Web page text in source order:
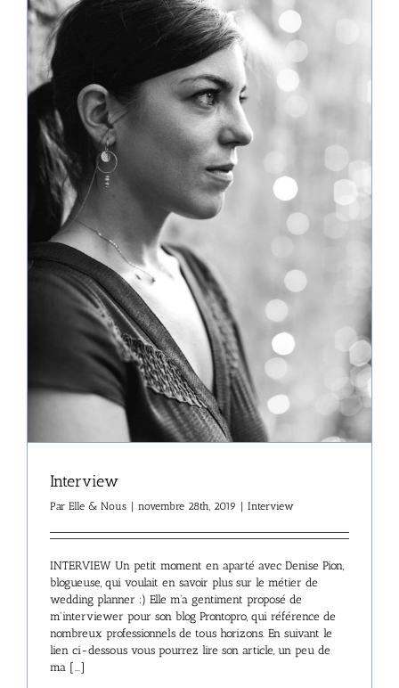
Interview
Par Elle & Nous novembre 28th, 2019 Interview
INTERVIEW Un petit moment en aparté avec Denise Pion,
blogueuse, qui voulait en savoir plus sur le métier de
wedding planner :) Elle m'a gentiment proposé de
m'interviewer pour son blog Prontopro, qui référence de
nombreux professionnels de tous horizons. En suivant le
lien ci-dessous vous pourrez lire son article, un peu de
ma [...]